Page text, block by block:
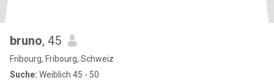
bruno, 45
Fribourg, Fribourg, Schweiz
Suche: Weiblich 45 - 50